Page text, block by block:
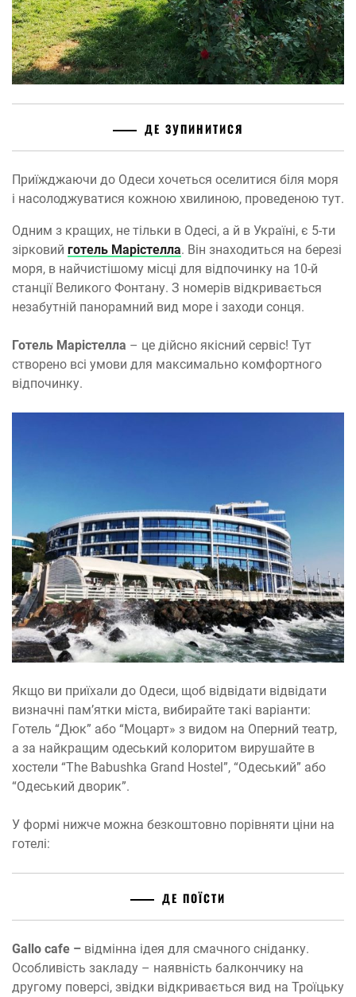
ДЕ ЗУПИНИТИСЯ
Приїжджаючи до Одеси хочеться оселитися біля моря
і насолоджуватися кожною хвилиною, проведеною тут.
Одним з кращих, не тільки в Одесі, а й в Україні, є 5-ти
зірковий готель Марістелла. Він знаходиться на березі
моря, в найчистішому місці для відпочинку на 10-й
станції Великого Фонтану. З номерів відкривається
незабутній панорамний вид море і заходи сонця.
Готель Марістелла – це дійсно якісний сервіс! Тут
створено всі умови для максимально комфортного
відпочинку.
Якщо ви приїхали до Одеси, щоб відвідати відвідати
визначні пам’ятки міста, вибирайте такі варіанти:
Готель “Дюк” або “Моцарт» з видом на Оперний театр,
а за найкращим одеський колоритом вирушайте в
хостели “The Babushka Grand Hostel”, “Одеський” або
“Одеський дворик”.
У формі нижче можна безкоштовно порівняти ціни на
готелі:
ДЕ ПОЇСТИ
Gallo cafe – відмінна ідея для смачного сніданку.
Особливість закладу – наявність балкончику на
другому поверсі, звідки відкривається вид на Троїцьку